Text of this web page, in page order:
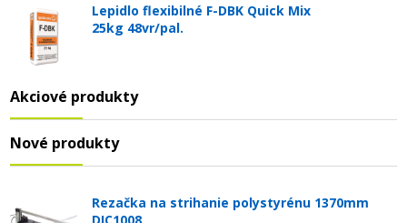
Lepidlo flexibilné F-DBK Quick Mix
25kg 48vr/pal.
Akciové produkty
Nové produkty
Rezačka na strihanie polystyrénu 1370mm